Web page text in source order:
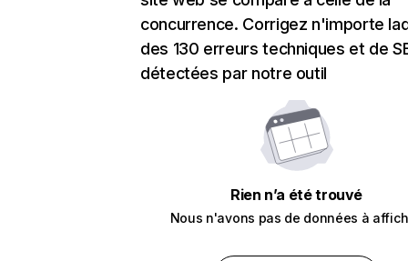
concurrence. Corrigez n'importe
des 130 erreurs techniques et de
détectées par notre outil
Rien n’a été trouvé
Nous n'avons pas de données à